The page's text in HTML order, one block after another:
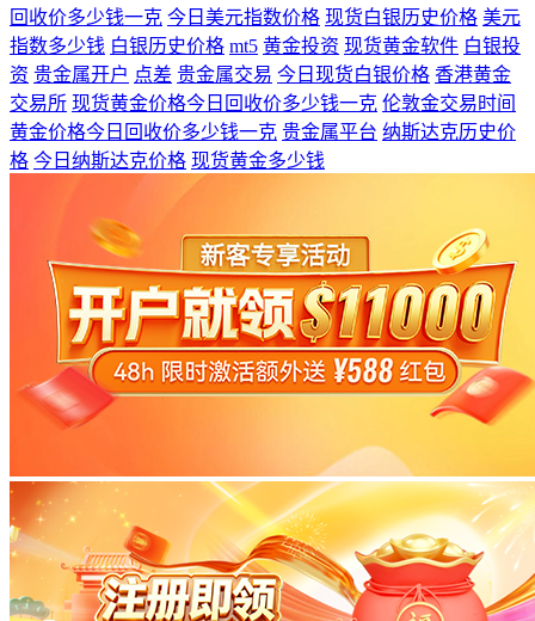
回收价多少钱一克 今日美元指数价格 现货白银历史价格 美元
指数多少钱 白银历史价格 mt5 黄金投资 现货黄金软件 白银投
资 贵金属开户 点差 贵金属交易 今日现货白银价格 香港黄金
交易所 现货黄金价格今日回收价多少钱一克 伦敦金交易时间
黄金价格今日回收价多少钱一克 贵金属平台 纳斯达克历史价
格 今日纳斯达克价格 现货黄金多少钱